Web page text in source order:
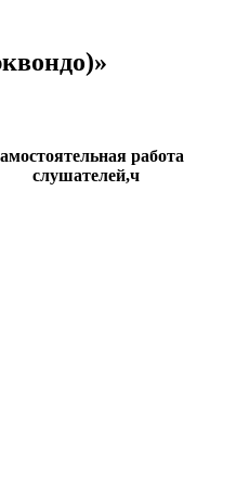
работа
слушателей,ч